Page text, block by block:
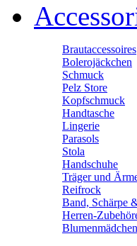
Brautaccessoires
Bolerojäckchen
Schmuck
Pelz Store
Kopfschmuck
Handtasche
Lingerie
Parasols
Stola
Handschuhe
Träger und
Reifrock
Band, Schärpe
Herren-